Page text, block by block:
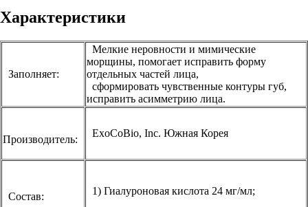
Характеристики
Заполняет:
Мелкие неровности и мимические
морщины, помогает исправить форму
отдельных частей лица,
сформировать чувственные контуры губ,
исправить асимметрию лица.
Производитель:
ExoCoBio, Inc. Южная Корея
Состав:
1) Гиалуроновая кислота 24 мг/мл;